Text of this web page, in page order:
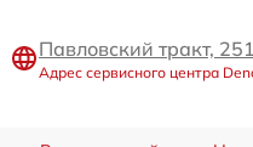
Павловский тракт,
Адрес сервисного центра